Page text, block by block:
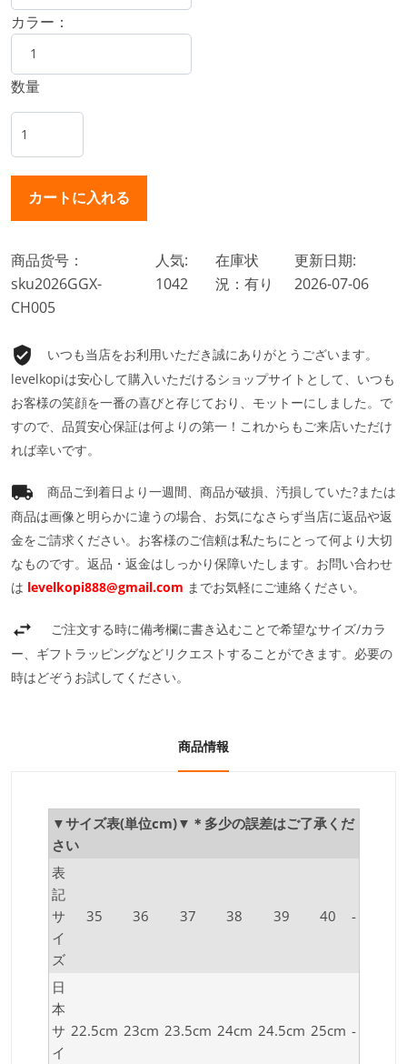
カラー：
数量
商品货号：
sku2026GGX-
CH005
人気:
1042
在庫状
況：有り
更新日期:
2026-07-06
いつも当店をお利用いただき誠にありがとうございます。
levelkopiは安心して購入いただけるショップサイトとして、いつも
お客様の笑顔を一番の喜びと存じており、モットーにしました。で
すので、品質安心保証は何よりの第一！これからもご来店いただけ
れば幸いです。
商品ご到着日より一週間、商品が破損、汚損していた?または
商品は画像と明らかに違うの場合、お気になさらず当店に返品や返
金をご請求ください。お客様のご信頼は私たちにとって何より大切
なものです。返品・返金はしっかり保障いたします。お問い合わせ
は levelkopi888@gmail.com までお気軽にご連絡ください。
ご注文する時に備考欄に書き込むことで希望なサイズ/カラ
ー、ギフトラッピングなどリクエストすることができます。必要の
時はどぞうお試してください。
商品情報
▼サイズ表(単位cm)▼＊多少の誤差はご了承くだ
さい
表
記
サ
イ
ズ
35 36 37 38 39 40 -
日
本
サ
イ
22.5cm 23cm 23.5cm 24cm 24.5cm 25cm -